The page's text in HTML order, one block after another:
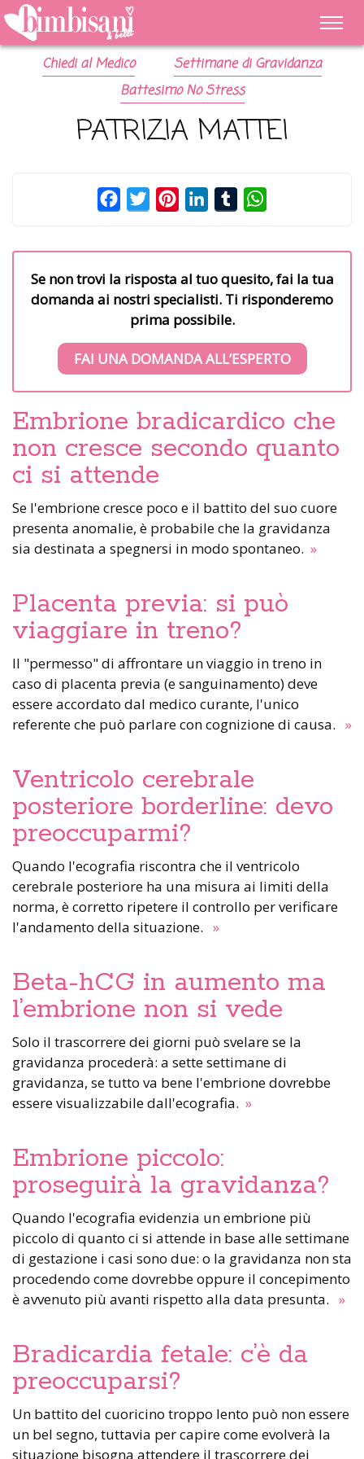
Chiedi al Medico
Settimane di Gravidanza
Battesimo No Stress
PATRIZIA MATTEI
FacebookTwitterPinterestLinkedInTumblr
Se non trovi la risposta al tuo quesito, fai la tua
domanda ai nostri specialisti. Ti risponderemo
prima possibile.
FAI UNA DOMANDA ALL’ESPERTO
Embrione bradicardico che
non cresce secondo quanto
ci si attende
Se l'embrione cresce poco e il battito del suo cuore
presenta anomalie, è probabile che la gravidanza
sia destinata a spegnersi in modo spontaneo. »
Placenta previa: si può
viaggiare in treno?
Il "permesso" di affrontare un viaggio in treno in
caso di placenta previa (e sanguinamento) deve
essere accordato dal medico curante, l'unico
referente che può parlare con cognizione di causa. »
Ventricolo cerebrale
posteriore borderline: devo
preoccuparmi?
Quando l'ecografia riscontra che il ventricolo
cerebrale posteriore ha una misura ai limiti della
norma, è corretto ripetere il controllo per verificare
l'andamento della situazione. »
Beta-hCG in aumento ma
l’embrione non si vede
Solo il trascorrere dei giorni può svelare se la
gravidanza procederà: a sette settimane di
gravidanza, se tutto va bene l'embrione dovrebbe
essere visualizzabile dall'ecografia. »
Embrione piccolo:
proseguirà la gravidanza?
Quando l'ecografia evidenzia un embrione più
piccolo di quanto ci si attende in base alle settimane
di gestazione i casi sono due: o la gravidanza non sta
procedendo come dovrebbe oppure il concepimento
è avvenuto più avanti rispetto alla data presunta. »
Bradicardia fetale: c’è da
preoccuparsi?
Un battito del cuoricino troppo lento può non essere
un bel segno, tuttavia per capire come evolverà la
situazione bisogna attendere il trascorrere dei